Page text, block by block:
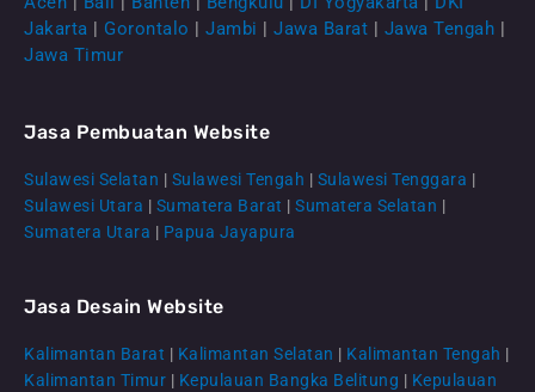
CS Lenteraweb
Jakarta | Gorontalo | Jambi | Jawa Barat | Jawa Tengah |
Jawa Timur
Jasa Pembuatan Website
Sulawesi Selatan | Sulawesi Tengah | Sulawesi Tenggara |
Sulawesi Utara | Sumatera Barat | Sumatera Selatan |
Sumatera Utara | Papua Jayapura
Jasa Desain Website
Kalimantan Barat | Kalimantan Selatan | Kalimantan Tengah |
Kalimantan Timur | Kepulauan Bangka Belitung | Kepulauan